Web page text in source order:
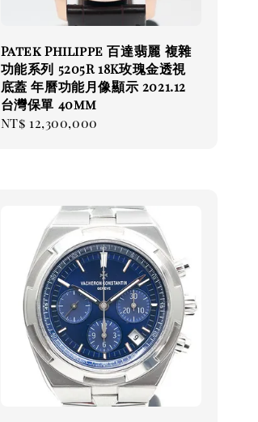
Patek Philippe 百達翡麗 複雜
功能系列 5205R 18K玫瑰金透視
底蓋 年曆功能月像顯示 2021.12
台灣保單 40mm
Regular
NT$ 12,300,000